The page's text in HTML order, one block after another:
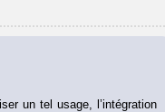
un tel usage, l’intégration